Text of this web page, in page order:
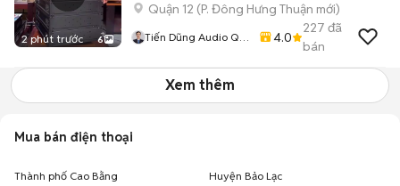
2 phút trước 6
Quận 12 (P. Đông Hưng Thuận mới)
Tiến Dũng Audio Q12
4.0
227 đã
bán
Xem thêm
Mua bán điện thoại
Thành phố Cao Bằng Huyện Bảo Lạc